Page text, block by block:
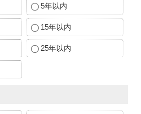
5年以内
15年以内
25年以内